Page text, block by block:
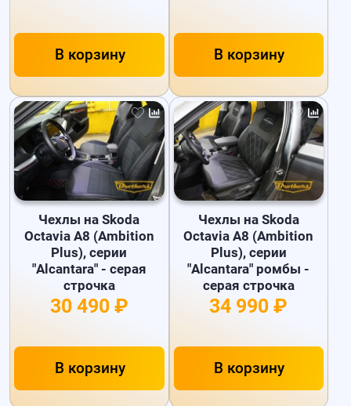
В корзину В корзину
Чехлы на Skoda
Octavia A8 (Ambition
Plus), серии
"Alcantara" - серая
строчка
30 490 ₽
В корзину
Чехлы на Skoda
Octavia A8 (Ambition
Plus), серии
"Alcantara" ромбы -
серая строчка
34 990 ₽
В корзину